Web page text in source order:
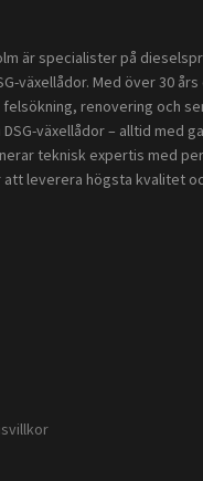
är specialister på
växellådor. Med över 30
renovering och
växellådor – alltid med
teknisk expertis med
leverera högsta kvalitet